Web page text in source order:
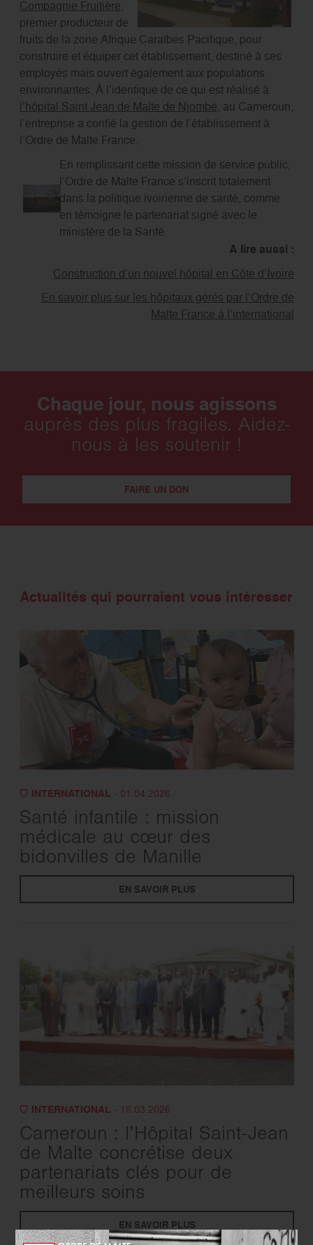
Compagnie Fruitière,
premier producteur de
fruits de la zone Afrique Caraïbes Pacifique, pour
construire et équiper cet établissement, destiné à ses
employés mais ouvert également aux populations
environnantes. À l’identique de ce qui est réalisé à
l’hôpital Saint Jean de Malte de Njombé, au Cameroun,
l’entreprise a confié la gestion de l’établissement à
l’Ordre de Malte France.
En remplissant cette mission de service public,
l’Ordre de Malte France s’inscrit totalement
dans la politique ivoirienne de santé, comme
en témoigne le partenariat signé avec le
ministère de la Santé.
A lire aussi :
Construction d’un nouvel hôpital en Côte d’Ivoire
En savoir plus sur les hôpitaux gérés par l’Ordre de
Malte France à l’international
Chaque jour, nous agissons
auprès des plus fragiles. Aidez-
nous à les soutenir !
FAIRE UN DON
Actualités qui pourraient vous intéresser
INTERNATIONAL - 01.04.2026
Santé infantile : mission
médicale au cœur des
bidonvilles de Manille
EN SAVOIR PLUS
INTERNATIONAL - 16.03.2026
Cameroun : l’Hôpital Saint-Jean
de Malte concrétise deux
partenariats clés pour de
meilleurs soins
EN SAVOIR PLUS